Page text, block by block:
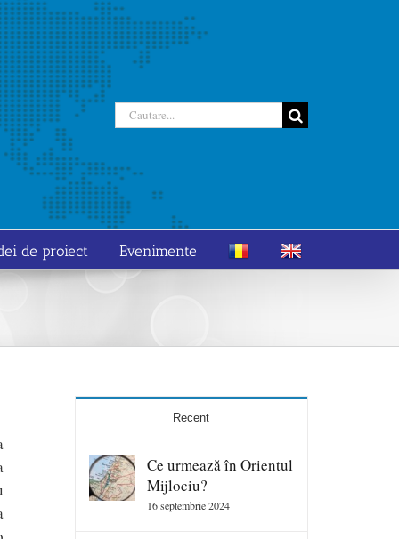
Cautare...
de proiect Evenimente
Recent
Ce urmează în Orientul
Mijlociu?
16 septembrie 2024